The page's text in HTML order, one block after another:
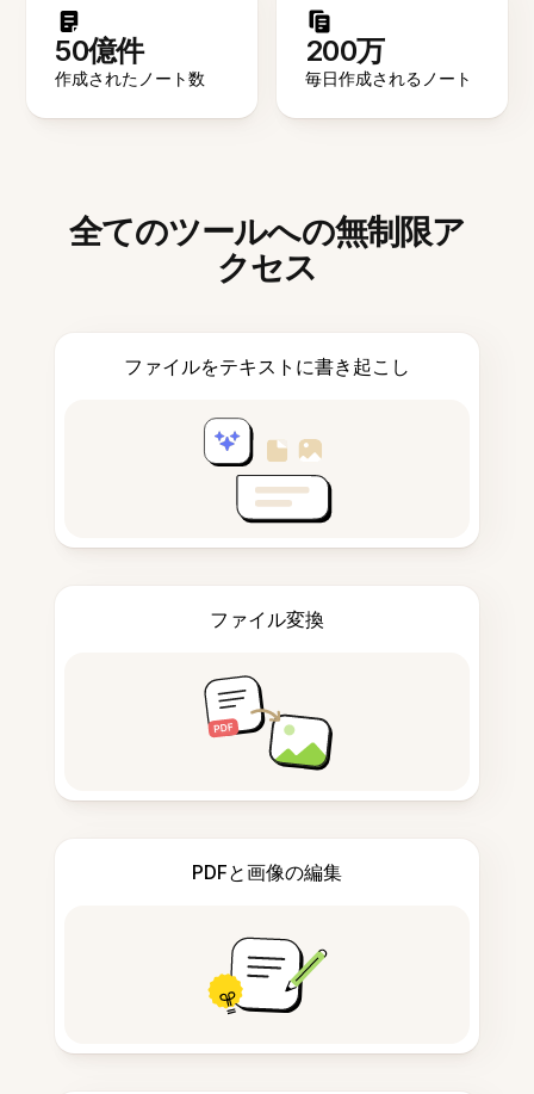
50億件
作成されたノート数
200万
毎日作成されるノート
全てのツールへの無制限ア
クセス
ファイルをテキストに書き起こし
ファイル変換
PDFと画像の編集